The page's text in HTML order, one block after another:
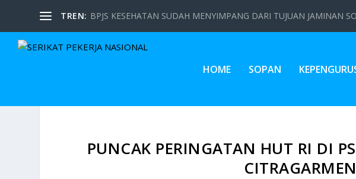
TREN: BPJS KESEHATAN SUDAH MENYIMPANG DARI TUJUAN JAMINAN
HOME SOPAN
PUNCAK PERINGATAN HUT RI DI